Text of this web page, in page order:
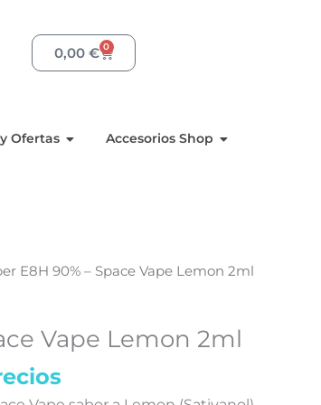
0,00 € 0
Carrito
Ofertas Aperto Packs y Ofertas
Accesorios Shop Aperto
E8H 90% – Space Vape Lemon 2ml
Vape Lemon 2ml